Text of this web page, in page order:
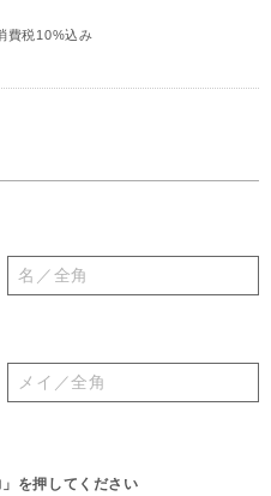
税10%込み
を押してください